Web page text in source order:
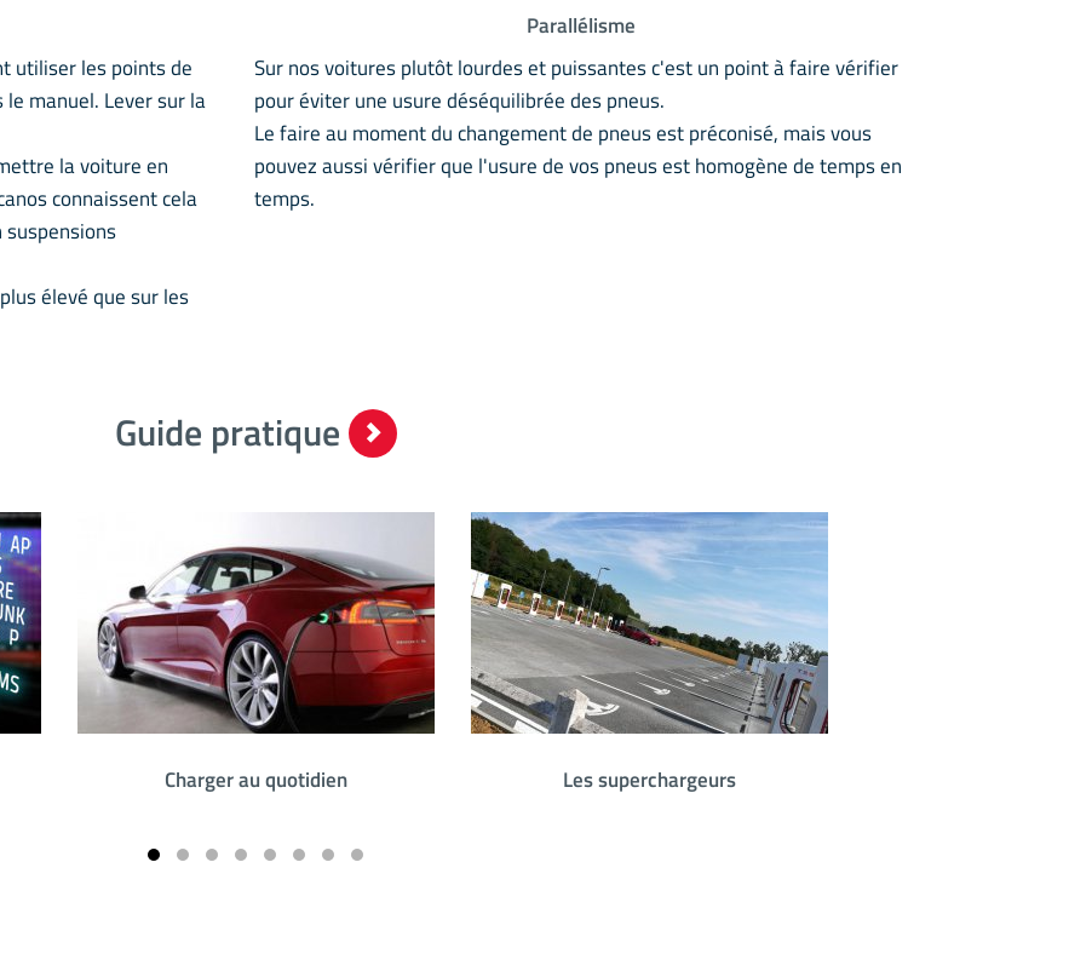
utiliser les points de
manuel. Lever sur la
la voiture en
connaissent cela
élevé que sur les
Parallélisme
Sur nos voitures plutôt lourdes et puissantes c'est un point à faire vérifier
pour éviter une usure déséquilibrée des pneus.
Le faire au moment du changement de pneus est préconisé, mais vous
pouvez aussi vérifier que l'usure de vos pneus est homogène de temps en
temps.
Guide pratique
Charger au quotidien Les superchargeurs